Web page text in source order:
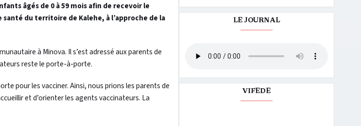
âgés de 0 à 59 mois afin de recevoir le
du territoire de Kalehe, à l’approche de la
à Minova. Il s’est adressé aux parents de
reste le porte-à-porte.
pour les vacciner. Ainsi, nous prions les parents de
et d’orienter les agents vaccinateurs. La
LE JOURNAL
VIFEDE